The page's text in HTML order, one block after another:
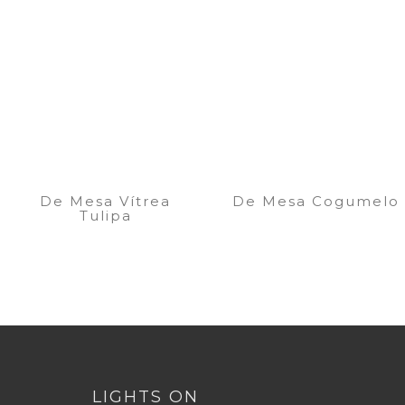
De Mesa Vítrea
Tulipa
De Mesa Cogumelo
LIGHTS ON